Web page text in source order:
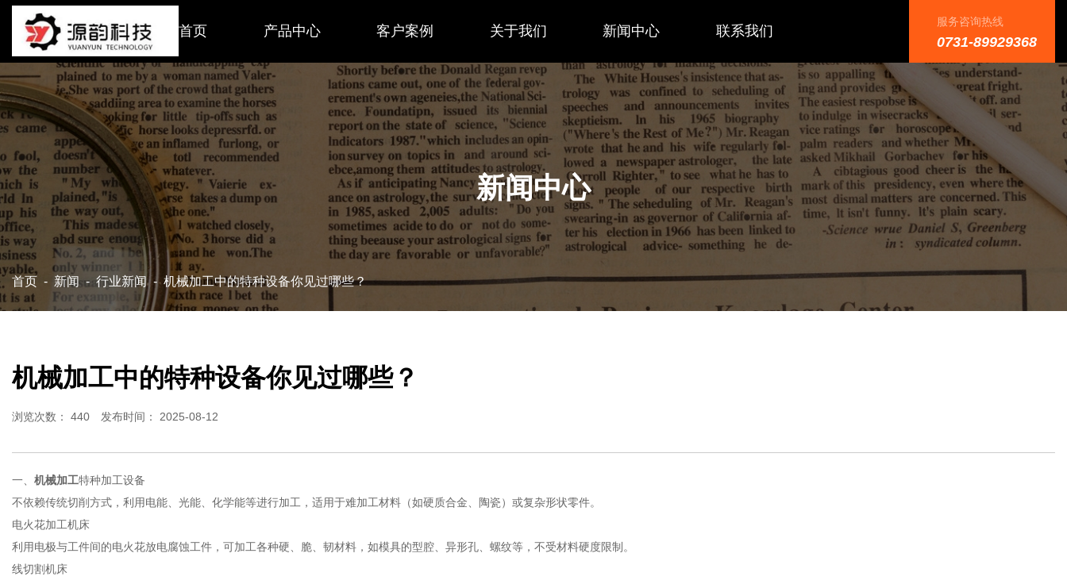
首页 产品中心 客户案例 关于我们 新闻中心 联系我们
服务咨询热线
0731-89929368
新闻中心
首页 - 新闻 - 行业新闻 - 机械加工中的特种设备你见过哪些？
机械加工中的特种设备你见过哪些？
浏览次数： 440 发布时间： 2025-08-12
一、 机械加工特种加工设备
不依赖传统切削方式，利用电能、光能、化学能等进行加工，适用于难加工材料（如硬质合金、陶瓷）或复杂形状零件。
电火花加工机床
利用电极与工件间的电火花放电腐蚀工件，可加工各种硬、脆、韧材料，如模具的型腔、异形孔、螺纹等，不受材料硬度限制。
线切割机床